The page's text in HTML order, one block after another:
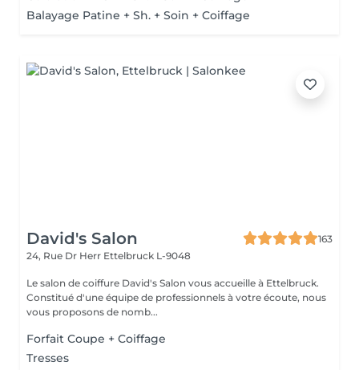
Balayage Patine + Sh. + Soin + Coiffage
David's Salon
163
24, Rue Dr Herr Ettelbruck L-9048
Le salon de coiffure David's Salon vous accueille à Ettelbruck.
Constitué d'une équipe de professionnels à votre écoute, nous
vous proposons de nomb...
Forfait Coupe + Coiffage
Tresses